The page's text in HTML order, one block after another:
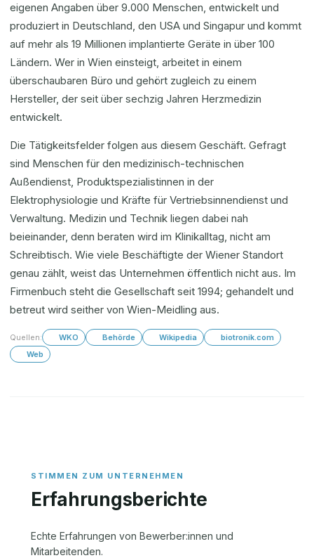
eigenen Angaben über 9.000 Menschen, entwickelt und
produziert in Deutschland, den USA und Singapur und kommt
auf mehr als 19 Millionen implantierte Geräte in über 100
Ländern. Wer in Wien einsteigt, arbeitet in einem
überschaubaren Büro und gehört zugleich zu einem
Hersteller, der seit über sechzig Jahren Herzmedizin
entwickelt.
Die Tätigkeitsfelder folgen aus diesem Geschäft. Gefragt
sind Menschen für den medizinisch-technischen
Außendienst, Produktspezialistinnen in der
Elektrophysiologie und Kräfte für Vertriebsinnendienst und
Verwaltung. Medizin und Technik liegen dabei nah
beieinander, denn beraten wird im Klinikalltag, nicht am
Schreibtisch. Wie viele Beschäftigte der Wiener Standort
genau zählt, weist das Unternehmen öffentlich nicht aus. Im
Firmenbuch steht die Gesellschaft seit 1994; gehandelt und
betreut wird seither von Wien-Meidling aus.
Quellen: WKO Behörde Wikipedia
biotronik.com
Web
Erfahrungsberichte
Echte Erfahrungen von Bewerber:innen und
Mitarbeitenden.